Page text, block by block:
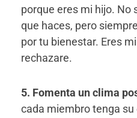
porque eres mi hijo. No
que haces, pero
por tu bienestar. Eres
rechazare.
5. Fomenta un clima
cada miembro tenga su